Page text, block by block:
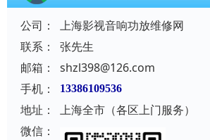
公司：
上海影视音响功放维修网
联系：
张先生
邮箱：
shzl398@126.com
手机：
13386109536
地址：
上海全市（各区上门服务）
微信：